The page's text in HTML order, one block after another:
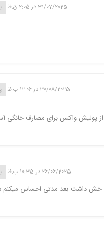
31/07/2025 در 2:05 ق.ظ
30/08/2025 در 12:06 ب.ظ
پولیش واکس برای مصارف خانگی
26/06/2025 در 10:35 ب.ظ
خش داشت بعد مدتی احساس میکنم